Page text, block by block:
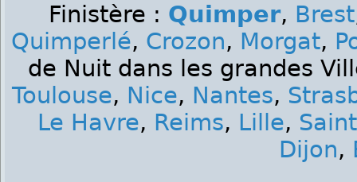
Finistère : Quimper, Brest
Quimperlé, Crozon, Morgat,
de Nuit dans les grandes
Toulouse, Nice, Nantes,
Le Havre, Reims, Lille,
Dijon,